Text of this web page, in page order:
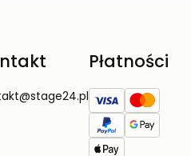
Płatności